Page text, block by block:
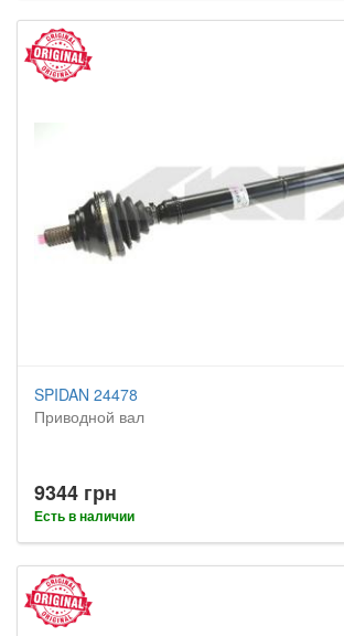
SPIDAN 24478
Приводной вал
9344 грн
Есть в наличии